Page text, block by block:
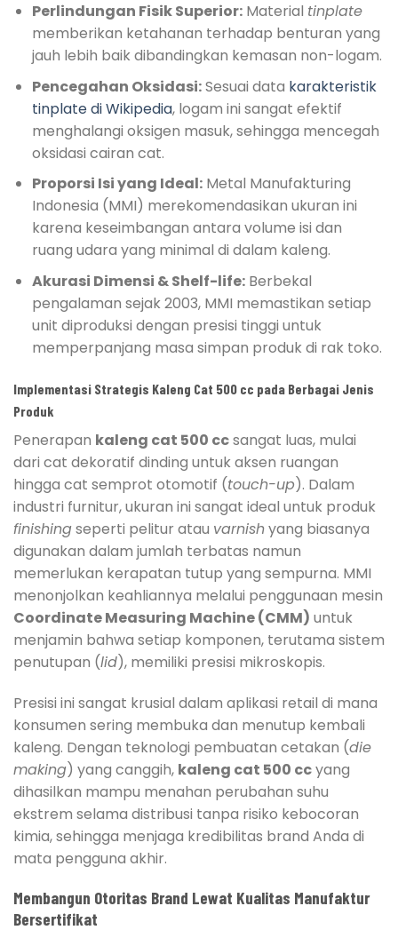
Perlindungan Fisik Superior:Material tinplate
memberikan ketahanan terhadap benturan yang
jauh lebih baik dibandingkan kemasan non-logam.
Pencegahan Oksidasi:Sesuai data karakteristik
tinplate di Wikipedia, logam ini sangat efektif
menghalangi oksigen masuk, sehingga mencegah
oksidasi cairan cat.
Proporsi Isi yang Ideal:Metal Manufakturing
Indonesia (MMI) merekomendasikan ukuran ini
karena keseimbangan antara volume isi dan
ruang udara yang minimal di dalam kaleng.
Akurasi Dimensi & Shelf-life:Berbekal
pengalaman sejak 2003, MMI memastikan setiap
unit diproduksi dengan presisi tinggi untuk
memperpanjang masa simpan produk di rak toko.
Implementasi Strategis Kaleng Cat 500 cc pada Berbagai Jenis
Produk
Penerapan kaleng cat 500 ccsangat luas, mulai
dari cat dekoratif dinding untuk aksen ruangan
hingga cat semprot otomotif (touch-up). Dalam
industri furnitur, ukuran ini sangat ideal untuk produk
finishingseperti pelitur atau varnishyang biasanya
digunakan dalam jumlah terbatas namun
memerlukan kerapatan tutup yang sempurna. MMI
menonjolkan keahliannya melalui penggunaan mesin
Coordinate Measuring Machine (CMM) untuk
menjamin bahwa setiap komponen, terutama sistem
penutupan (lid), memiliki presisi mikroskopis.
Presisi ini sangat krusial dalam aplikasi retail di mana
konsumen sering membuka dan menutup kembali
kaleng. Dengan teknologi pembuatan cetakan (die
making) yang canggih, kaleng cat 500 ccyang
dihasilkan mampu menahan perubahan suhu
ekstrem selama distribusi tanpa risiko kebocoran
kimia, sehingga menjaga kredibilitas brand Anda di
mata pengguna akhir.
Membangun Otoritas Brand Lewat Kualitas Manufaktur
Bersertifikat